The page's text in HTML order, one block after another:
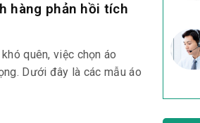
hàng phản hồi tích
quên, việc chọn áo
Dưới đây là các mẫu áo